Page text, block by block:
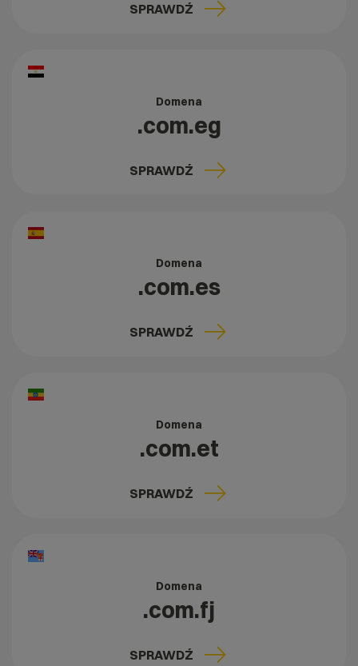
SPRAWDŹ
Domena
.com.eg
SPRAWDŹ
Domena
.com.es
SPRAWDŹ
Domena
.com.et
SPRAWDŹ
Domena
.com.fj
SPRAWDŹ